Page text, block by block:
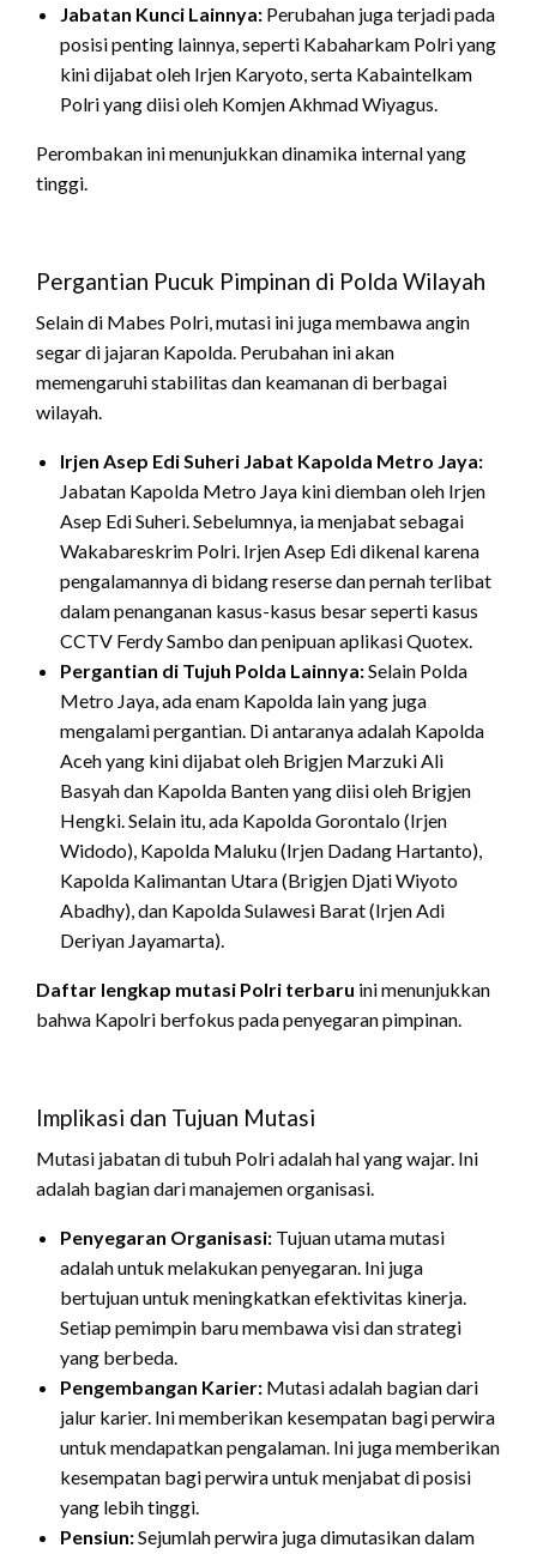
Jabatan Kunci Lainnya: Perubahan juga terjadi pada
posisi penting lainnya, seperti Kabaharkam Polri yang
kini dijabat oleh Irjen Karyoto, serta Kabaintelkam
Polri yang diisi oleh Komjen Akhmad Wiyagus.
Perombakan ini menunjukkan dinamika internal yang
tinggi.
Pergantian Pucuk Pimpinan di Polda Wilayah
Selain di Mabes Polri, mutasi ini juga membawa angin
segar di jajaran Kapolda. Perubahan ini akan
memengaruhi stabilitas dan keamanan di berbagai
wilayah.
Irjen Asep Edi Suheri Jabat Kapolda Metro Jaya:
Jabatan Kapolda Metro Jaya kini diemban oleh Irjen
Asep Edi Suheri. Sebelumnya, ia menjabat sebagai
Wakabareskrim Polri. Irjen Asep Edi dikenal karena
pengalamannya di bidang reserse dan pernah terlibat
dalam penanganan kasus-kasus besar seperti kasus
CCTV Ferdy Sambo dan penipuan aplikasi Quotex.
Pergantian di Tujuh Polda Lainnya:Selain Polda
Metro Jaya, ada enam Kapolda lain yang juga
mengalami pergantian. Di antaranya adalah Kapolda
Aceh yang kini dijabat oleh Brigjen Marzuki Ali
Basyah dan Kapolda Banten yang diisi oleh Brigjen
Hengki. Selain itu, ada Kapolda Gorontalo (Irjen
Widodo), Kapolda Maluku (Irjen Dadang Hartanto),
Kapolda Kalimantan Utara (Brigjen Djati Wiyoto
Abadhy), dan Kapolda Sulawesi Barat (Irjen Adi
Deriyan Jayamarta).
Daftar lengkap mutasi Polri terbaru ini menunjukkan
bahwa Kapolri berfokus pada penyegaran pimpinan.
Implikasi dan Tujuan Mutasi
Mutasi jabatan di tubuh Polri adalah hal yang wajar. Ini
adalah bagian dari manajemen organisasi.
Penyegaran Organisasi: Tujuan utama mutasi
adalah untuk melakukan penyegaran. Ini juga
bertujuan untuk meningkatkan efektivitas kinerja.
Setiap pemimpin baru membawa visi dan strategi
yang berbeda.
Pengembangan Karier: Mutasi adalah bagian dari
jalur karier. Ini memberikan kesempatan bagi perwira
untuk mendapatkan pengalaman. Ini juga memberikan
kesempatan bagi perwira untuk menjabat di posisi
yang lebih tinggi.
Pensiun:Sejumlah perwira juga dimutasikan dalam